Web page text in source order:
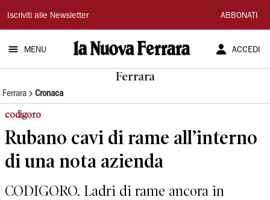
La
Nuova
Ferrara
Iscriviti alle Newsletter ABBONATI
MENU ACCEDI
Ferrara
Ferrara Cronaca
codigoro
Rubano cavi di rame all’interno
di una nota azienda
CODIGORO. Ladri di rame ancora in